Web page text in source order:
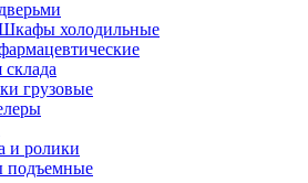
дверьми
холодильные
грузовые
и ролики
подъемные